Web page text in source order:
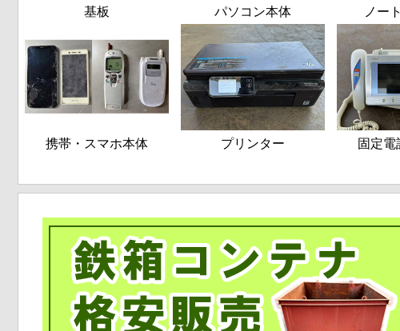
基板 パソコン本体 ノー
携帯・スマホ本体 プリンター 固定電